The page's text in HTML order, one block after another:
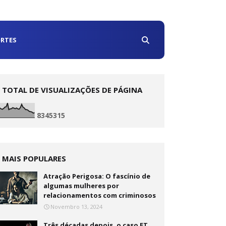
TOTAL DE VISUALIZAÇÕES DE PÁGINA
8345315
MAIS POPULARES
Atração Perigosa: O fascínio de
algumas mulheres por
relacionamentos com criminosos
Novembro 13, 2024